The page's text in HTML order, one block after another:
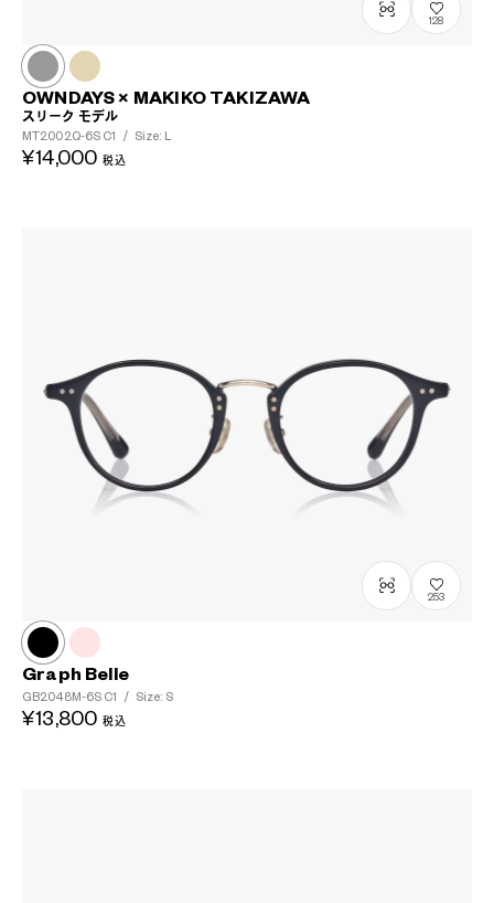
128
OWNDAYS × MAKIKO TAKIZAWA
スリーク モデル
MT2002Q-6S C1 / Size: L
¥14,000 税込
253
Graph Belle
GB2048M-6S C1 / Size: S
¥13,800 税込